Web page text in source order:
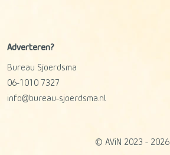
Adverteren?
Bureau Sjoerdsma
06-1010 7327
info@bureau-sjoerdsma.nl
© AViN 2023 - 2026